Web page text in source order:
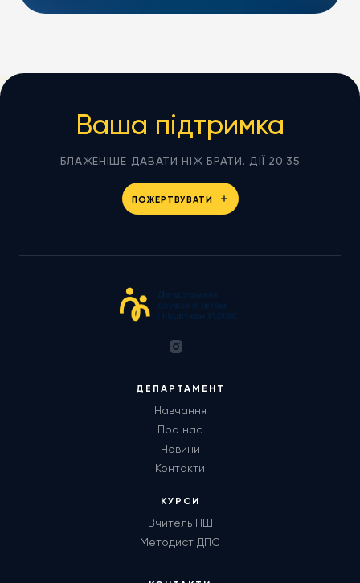
Ваша підтримка
БЛАЖЕНІШЕ ДАВАТИ НІЖ БРАТИ. ДІЇ 20:35
ПОЖЕРТВУВАТИ
ДЕПАРТАМЕНТ
Навчання
Про нас
Новини
Контакти
КУРСИ
Вчитель НШ
Методист ДПС